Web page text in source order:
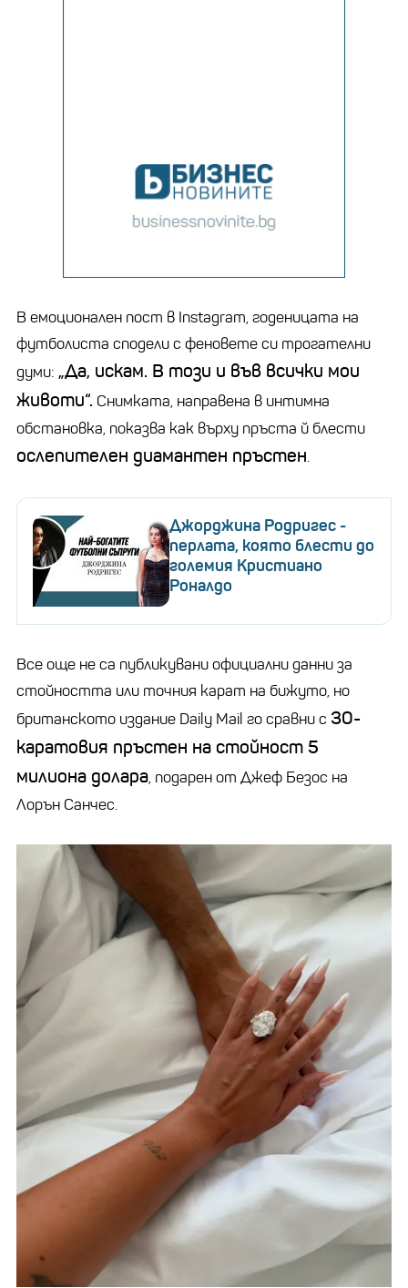
В емоционален пост в Instagram, годеницата на
футболиста сподели с феновете си трогателни
думи: „Да, искам. В този и във всички мои
животи“. Снимката, направена в интимна
обстановка, показва как върху пръста й блести
ослепителен диамантен пръстен.
Джорджина Родригес -
перлата, която блести до
големия Кристиано
Роналдо
Все още не са публикувани официални данни за
стойността или точния карат на бижуто, но
британското издание Daily Mail го сравни с 30-
каратовия пръстен на стойност 5
милиона долара, подарен от Джеф Безос на
Лорън Санчес.